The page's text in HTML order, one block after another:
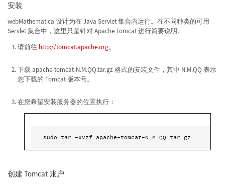
安装
webMathematica 设计为在 Java Servlet 集合内运行。在不同种类的可用
Servlet 集合中，这里只是针对 Apache Tomcat 进行简要说明。
请前往 http://tomcat.apache.org。
下载 apache-tomcat-N.M.QQ.tar.gz 格式的安装文件，其中 N.M.QQ 表示
您下载的 Tomcat 版本号。
在您希望安装服务器的位置执行：
sudo tar -xvzf apache-tomcat-N.M.QQ.tar.gz
创建 Tomcat 账户